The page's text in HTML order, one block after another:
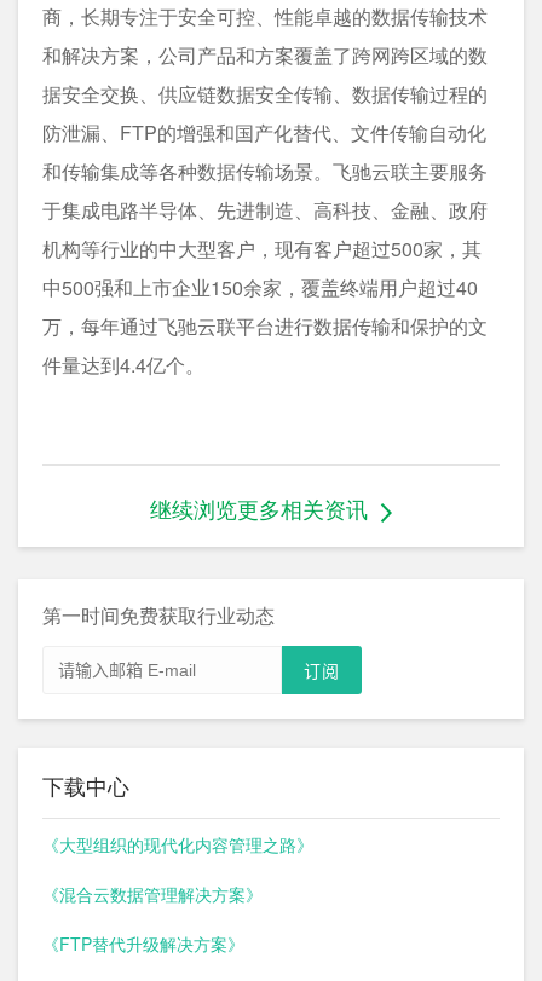
商，长期专注于安全可控、性能卓越的数据传输技术
和解决方案，公司产品和方案覆盖了跨网跨区域的数
据安全交换、供应链数据安全传输、数据传输过程的
防泄漏、FTP的增强和国产化替代、文件传输自动化
和传输集成等各种数据传输场景。飞驰云联主要服务
于集成电路半导体、先进制造、高科技、金融、政府
机构等行业的中大型客户，现有客户超过500家，其
中500强和上市企业150余家，覆盖终端用户超过40
万，每年通过飞驰云联平台进行数据传输和保护的文
件量达到4.4亿个。
继续浏览更多相关资讯
第一时间免费获取行业动态
下载中心
《大型组织的现代化内容管理之路》
《混合云数据管理解决方案》
《FTP替代升级解决方案》